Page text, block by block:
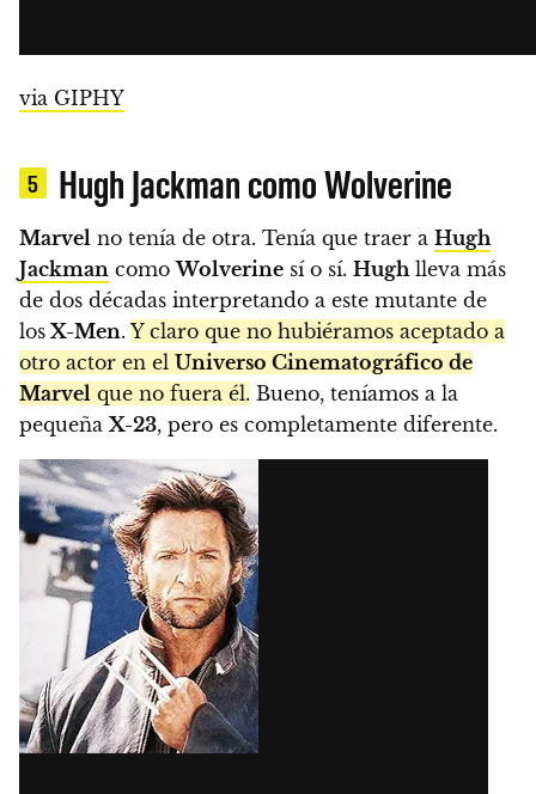
via GIPHY
5 Hugh Jackman como Wolverine
Marvel no tenía de otra. Tenía que traer a Hugh
Jackman comoWolverine sí o sí. Hugh lleva más
de dos décadas interpretando a este mutante de
los X-Men. Y claro que no hubiéramos aceptado a
otro actor en el Universo Cinematográfico de
Marvel que no fuera él. Bueno, teníamos a la
pequeña X-23, pero es completamente diferente.